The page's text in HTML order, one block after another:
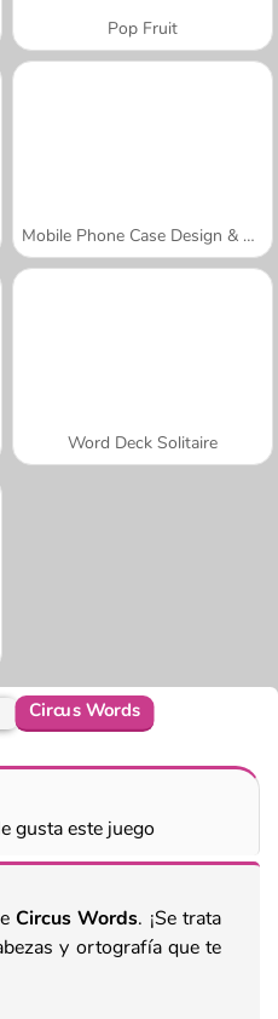
Pop Fruit
Mobile Phone Case Design & DIY
Word Deck Solitaire
Circus Words
gusta este juego
Circus Words. ¡Se trata
y ortografía que te